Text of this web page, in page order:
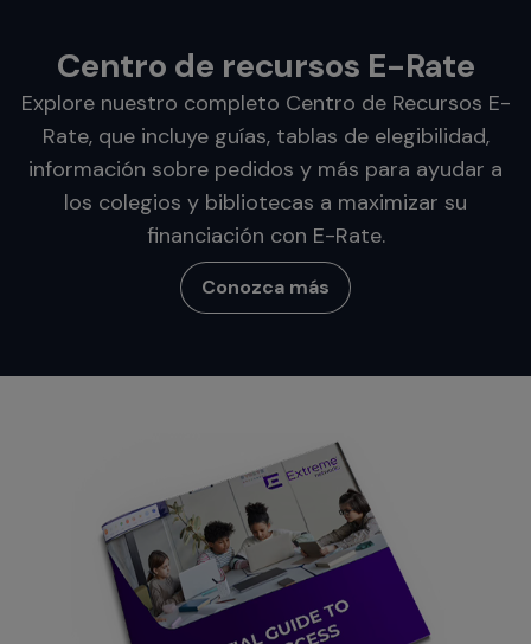
Centro de recursos E-Rate
Explore nuestro completo Centro de Recursos E-
Rate, que incluye guías, tablas de elegibilidad,
información sobre pedidos y más para ayudar a
los colegios y bibliotecas a maximizar su
financiación con E-Rate.
Conozca más